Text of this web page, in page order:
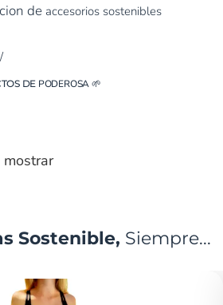
de accesorios sostenibles
DE PODEROSA 🌱
mostrar
Sostenible, Siempre...